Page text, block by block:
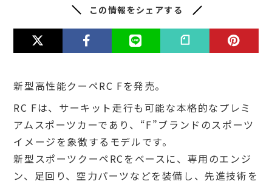
この情報をシェアする
新型高性能クーペRC Fを発売。
RC Fは、サーキット走行も可能な本格的なプレミ
アムスポーツカーであり、“F”ブランドのスポーツ
イメージを象徴するモデルです。
新型スポーツクーペRCをベースに、専用のエンジ
ン、足回り、空力パーツなどを装備し、先進技術を